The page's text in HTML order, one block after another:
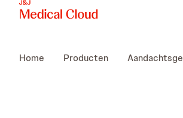
Home Producten